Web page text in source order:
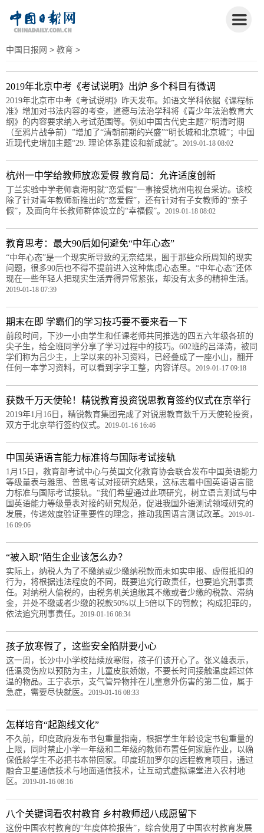
中国日报网 > 教育 >
2019年北京中考《考试说明》出炉 多个科目有微调
2019年北京市中考《考试说明》昨天发布。如语文学科依据《课程标
准》增加对书法内容的考查，道德与法治学科将《青少年法治教育大
纲》的内容要求纳入考试范围等。例如中国古代史主题7“明清时期
（至鸦片战争前）”增加了“清朝前期的兴盛”“明长城和北京城”；中国
近现代史增加主题“29. 理论体系建设和新成就”。 2019-01-18 08:02
杭州一中学给教师放恋爱假 教育局：允许适度创新
丁兰实验中学老师袁海明就“恋爱假”一事接受杭州电视台采访。该校
除了针对青年教师新推出的“恋爱假”，还有针对有子女教师的“亲子
假”，及面向年长教师群体设立的“幸福假”。 2019-01-18 08:02
教育思考：最大90后如何避免“中年心态”
“中年心态”是一个现实所导致的无奈结果，囿于那些众所周知的现实
问题，很多90后也不得不提前进入这种焦虑心态里。“中年心态”还体
现在一些年轻人把现实生活弄得异常紧张，却没有太多的精神生活。
2019-01-18 07:39
期末在即 学霸们的学习技巧要不要来看一下
前段时间，下沙一小由学生和任课老师共同推选的四五六年级各班的
尖子生，给全班同学分享了学习过程中的技巧。602班的吕泽涛，被同
学们称为吕少主，上学以来的补习资料，已经叠成了一座小山，翻开
任何一本学习资料，可以看到字字工整，内容详尽。 2019-01-17 09:18
获数千万天使轮！精锐教育投资锐思教育签约仪式在京举行
2019年1月16日，精锐教育集团完成了对锐思教育数千万天使轮投资，
双方于北京举行签约仪式。 2019-01-16 16:46
中国英语语言能力标准将与国际考试接轨
1月15日，教育部考试中心与英国文化教育协会联合发布中国英语能力
等级量表与雅思、普思考试对接研究结果，这标志着中国英语语言能
力标准与国际考试接轨。“我们希望通过此项研究，树立语言测试与中
国英语能力等级量表对接的研究规范，促进我国外语测试领域研究的
发展，传递效度验证重要性的理念，推动我国语言测试改革。 2019-01-
16 09:06
“被入职”陌生企业该怎么办？
实际上，纳税人为了不缴纳或少缴纳税款而未如实申报、虚假抵扣的
行为，将根据违法程度的不同，既要追究行政责任，也要追究刑事责
任。对纳税人偷税的，由税务机关追缴其不缴或者少缴的税款、滞纳
金，并处不缴或者少缴的税款50%以上5倍以下的罚款；构成犯罪的，
依法追究刑事责任。 2019-01-16 08:34
孩子放寒假了，这些安全陷阱要小心
这一周，长沙中小学校陆续放寒假，孩子们该开心了。张义雄表示，
低温烫伤应以预防为主，儿童皮肤娇嫩，不要长时间接触温度超过体
温的物品。王宁表示，支气管异物排在儿童意外伤害的第二位，属于
急症，需要尽快就医。 2019-01-16 08:33
怎样培育“起跑线文化”
不久前，印度政府发布书包重量指南，根据学生年龄设定书包重量的
上限，同时禁止小学一年级和二年级的教师布置任何家庭作业，以确
保低龄学生不必把书本带回家。印度班加罗尔的远程教育项目，通过
融合卫星通信技术与地面通信技术，让互动式虚拟课堂进入农村地
区。 2019-01-16 08:16
八个关键词看农村教育 乡村教师超八成愿留下
这份中国农村教育的“年度体检报告”，综合使用了中国农村教育发展